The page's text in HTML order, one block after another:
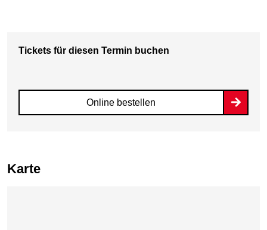
Tickets für diesen Termin buchen
Online bestellen
Karte